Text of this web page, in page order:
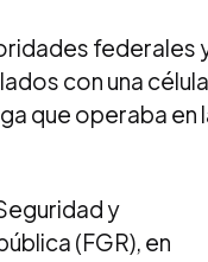
federales
con una célula
que operaba en
y
(FGR), en